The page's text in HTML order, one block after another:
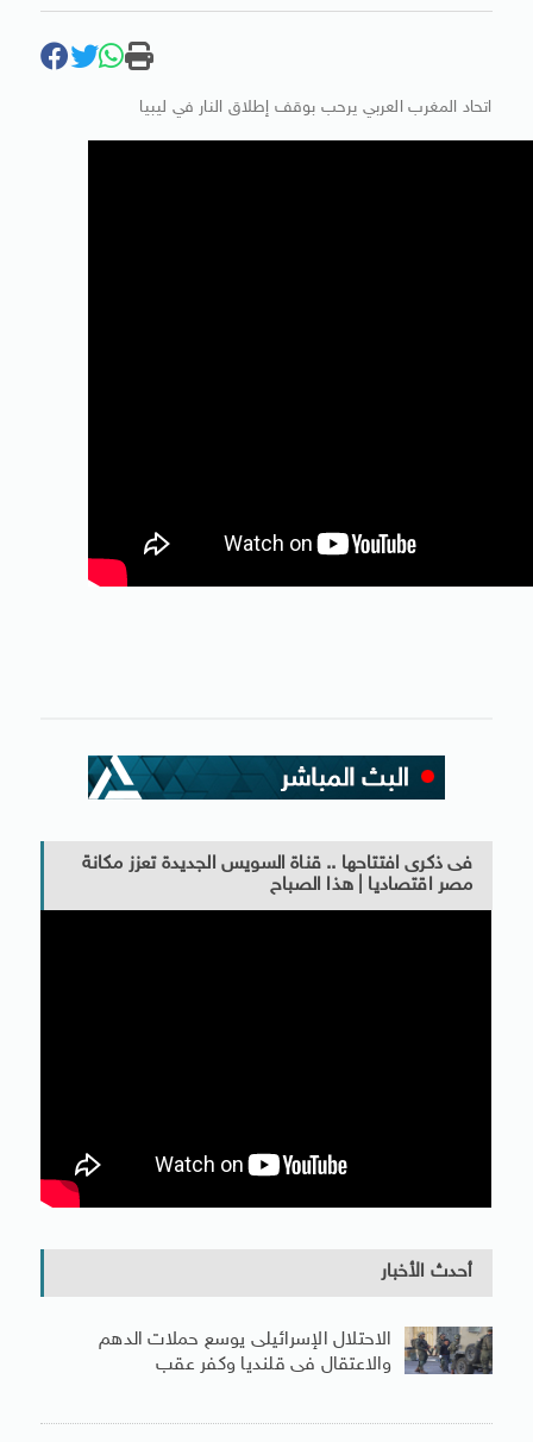
اتحاد المغرب العربي يرحب بوقف إطلاق النار في ليبيا
فى ذكرى افتتاحها .. قناة السويس الجديدة تعزز مكانة
مصر اقتصاديا | هذا الصباح
أحدث الأخبار
الاحتلال الإسرائيلى يوسع حملات الدهم
والاعتقال فى قلنديا وكفر عقب